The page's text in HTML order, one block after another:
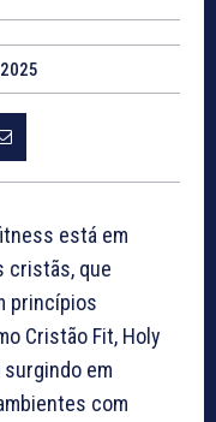
está em
cristãs, que
princípios
Cristão Fit, Holy
em
com